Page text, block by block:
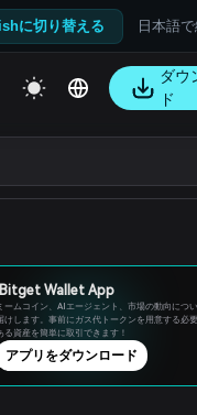
に切り替える 日本語
ダウ
ド
Wallet App
ームコイン、AIエージェント、市場の動向につ
けします。事前にガス代トークンを用意する必
る資産を簡単に取引できます！
アプリをダウンロード